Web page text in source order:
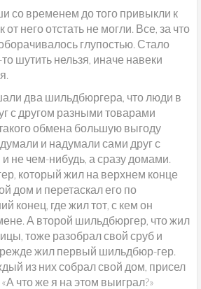
со временем до того привыкли к
от него отстать не могли. Все, за что
глупостью. Стало
шутить нельзя, иначе навеки
два шильдбюргера, что люди в
с другом разными товарами
обмена большую выгоду
и надумали сами друг с
не чем-нибудь, а сразу домами.
который жил на верхнем конце
дом и перетаскал его по
конец, где жил тот, с кем он
А второй шильдбюргер, что жил
тоже разобрал свой сруб и
жил первый шильдбюр-гер.
из них собрал свой дом, присел
что же я на этом выиграл?»